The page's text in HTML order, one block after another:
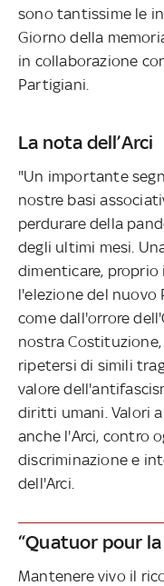
sono tantissime le
Giorno della
in collaborazione
Partigiani.
La nota dell’Arci
"Un importante
nostre basi
perdurare della
degli ultimi mesi.
dimenticare,
l'elezione del nuovo
come dall'orrore
nostra
ripetersi di simili
valore
diritti umani. Valori
anche l'Arci, contro
discriminazione e
dell'Arci.
“Quatuor pour
Mantenere vivo il